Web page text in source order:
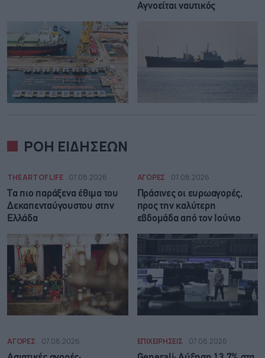
Αγνοείται ναυτικός
ΡΟΗ ΕΙΔΗΣΕΩΝ
THE ART OF LIFE 07.08.2026
Τα πιο παράξενα έθιμα του
Δεκαπενταύγουστου στην
Ελλάδα
ΑΓΟΡΕΣ 07.08.2026
Πράσινες οι ευρωαγορές,
προς την καλύτερη
εβδομάδα από τον Ιούνιο
ΑΓΟΡΕΣ 07.08.2026 ΕΠΙΧΕΙΡΗΣΕΙΣ 07.08.2026